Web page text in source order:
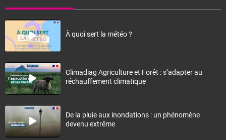
À quoi sert la météo ?
Climadiag Agriculture et Forêt : s’adapter au
réchauffement climatique
De la pluie aux inondations : un phénomène
devenu extrême